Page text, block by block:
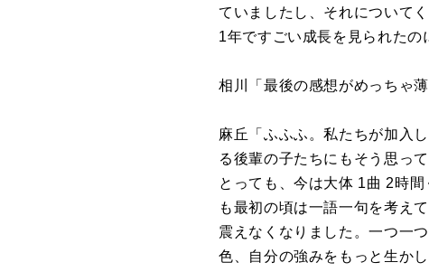
ていましたし、それについて
1年ですごい成長を見られた
相川「最後の感想がめっちゃ薄
麻丘「ふふふ。私たちが加入
る後輩の子たちにもそう思っ
とっても、今は大体 1曲 2時間
も最初の頃は一語一句を考え
震えなくなりました。一つ一
色、自分の強みをもっと生か